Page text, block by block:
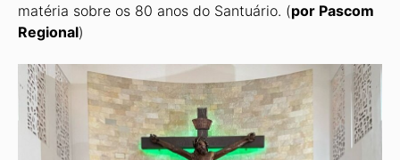
matéria sobre os 80 anos do Santuário. (por Pascom
Regional)